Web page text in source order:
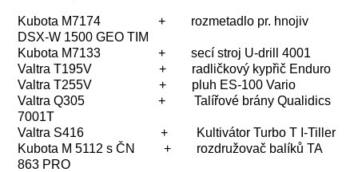
Kubota M7174 + rozmetadlo pr. hnojiv
DSX-W 1500 GEO TIM
Kubota M7133 + secí stroj U-drill 4001
Valtra T195V + radličkový kypřič Enduro
Valtra T255V + pluh ES-100 Vario
Valtra Q305 + Talířové brány Qualidics
7001T
Valtra S416 + Kultivátor Turbo T I-Tiller
Kubota M 5112 s ČN + rozdružovač balíků TA
863 PRO